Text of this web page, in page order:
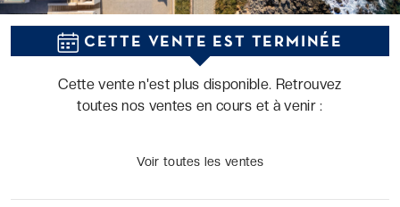
Item
CETTE VENTE EST TERMINÉE
Cette vente n'est plus disponible. Retrouvez
toutes nos ventes en cours et à venir :
Voir toutes les ventes